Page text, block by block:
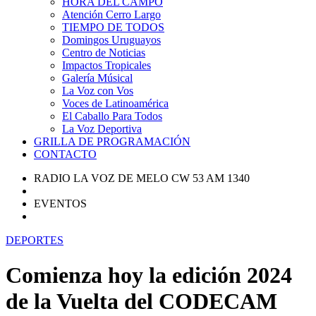
Atención Cerro Largo
TIEMPO DE TODOS
Domingos Uruguayos
Centro de Noticias
Impactos Tropicales
Galería Músical
La Voz con Vos
Voces de Latinoamérica
El Caballo Para Todos
La Voz Deportiva
GRILLA DE PROGRAMACIÓN
CONTACTO
RADIO LA VOZ DE MELO CW 53 AM 1340
EVENTOS
DEPORTES
Comienza hoy la edición 2024
de la Vuelta del CODECAM